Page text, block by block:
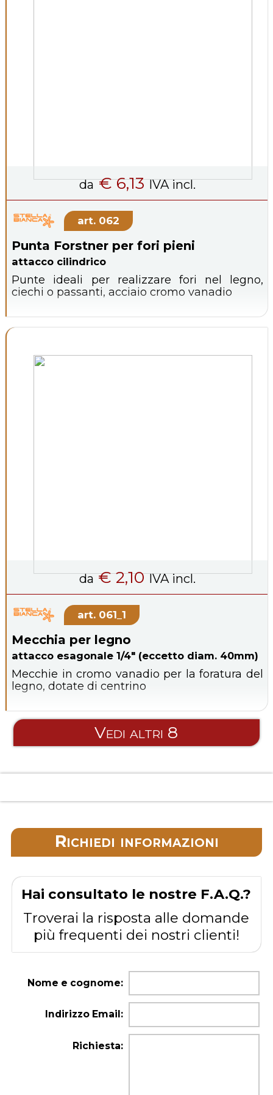
062
Punta Forstner per fori pieni
attacco cilindrico
Punte ideali per realizzare fori nel legno,
ciechi o passanti, acciaio cromo vanadio
da€ 6,13IVA incl.
061_1
Mecchia per legno
attacco esagonale 1/4" (eccetto diam. 40mm)
Mecchie in cromo vanadio per la foratura del
legno, dotate di centrino
da€ 2,10IVA incl.
Vedi altri 8
Richiedi informazioni
Hai consultato le nostre F.A.Q.?
Troverai la risposta alle domande
più frequenti dei nostri clienti!
Nome e cognome:
Indirizzo Email:
Richiesta: